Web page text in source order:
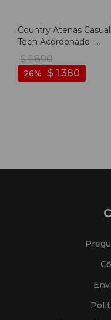
Country Atenas Casual
Teen Acordonado -
Marron - Marron
$ 1.890
$ 1.380
26